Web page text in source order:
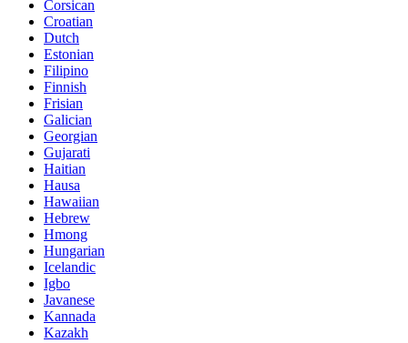
Corsican
Croatian
Dutch
Estonian
Filipino
Finnish
Frisian
Galician
Georgian
Gujarati
Haitian
Hausa
Hawaiian
Hebrew
Hmong
Hungarian
Icelandic
Igbo
Javanese
Kannada
Kazakh